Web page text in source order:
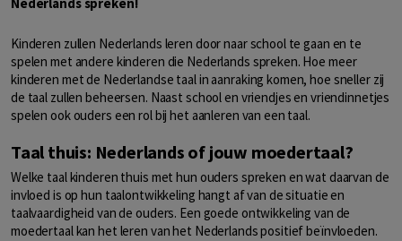
Kinderen zullen Nederlands leren door naar school te gaan en te
spelen met andere kinderen die Nederlands spreken. Hoe meer
kinderen met de Nederlandse taal in aanraking komen, hoe sneller zij
de taal zullen beheersen. Naast school en vriendjes en vriendinnetjes
spelen ook ouders een rol bij het aanleren van een taal.
Taal thuis: Nederlands of jouw moedertaal?
Welke taal kinderen thuis met hun ouders spreken en wat daarvan de
invloed is op hun taalontwikkeling hangt af van de situatie en
taalvaardigheid van de ouders. Een goede ontwikkeling van de
moedertaal kan het leren van het Nederlands positief beïnvloeden.